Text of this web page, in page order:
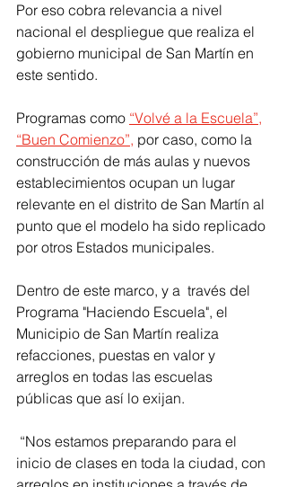
Por eso cobra relevancia a nivel
nacional el despliegue que realiza el
gobierno municipal de San Martín en
este sentido.
Programas como “Volvé a la Escuela”,
“Buen Comienzo”, por caso, como la
construcción de más aulas y nuevos
establecimientos ocupan un lugar
relevante en el distrito de San Martín al
punto que el modelo ha sido replicado
por otros Estados municipales.
Dentro de este marco, y a  través del
Programa "Haciendo Escuela", el
Municipio de San Martín realiza
refacciones, puestas en valor y
arreglos en todas las escuelas
públicas que así lo exijan.
inicio de clases en toda la ciudad, con